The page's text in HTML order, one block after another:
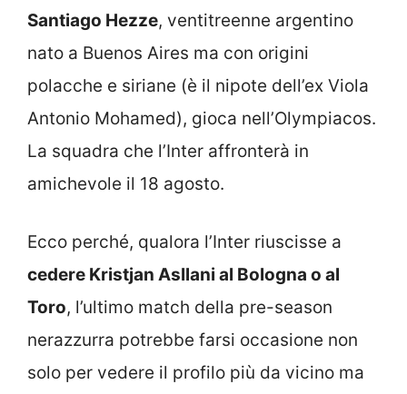
Santiago Hezze, ventitreenne argentino
nato a Buenos Aires ma con origini
polacche e siriane (è il nipote dell’ex Viola
Antonio Mohamed), gioca nell’Olympiacos.
La squadra che l’Inter affronterà in
amichevole il 18 agosto.
Ecco perché, qualora l’Inter riuscisse a
cedere Kristjan Asllani al Bologna o al
Toro, l’ultimo match della pre-season
nerazzurra potrebbe farsi occasione non
solo per vedere il profilo più da vicino ma